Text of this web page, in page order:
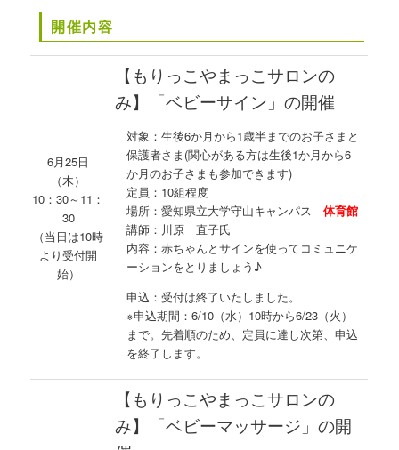
開催内容
6月25日
（木）
10：30～11：
30
（当日は10時
より受付開
始）
【もりっこやまっこサロンの
み】「ベビーサイン」の開催
対象：生後6か月から1歳半までのお子さまと
保護者さま(関心がある方は生後1か月から6
か月のお子さまも参加できます)
定員：10組程度
場所：愛知県立大学守山キャンパス体育館
講師：川原 直子氏
内容：赤ちゃんとサインを使ってコミュニケ
ーションをとりましょう♪
申込：受付は終了いたしました。
※申込期間：6/10（水）10時から6/23（火）
まで。先着順のため、定員に達し次第、申込
を終了します。
【もりっこやまっこサロンの
み】「ベビーマッサージ」の開